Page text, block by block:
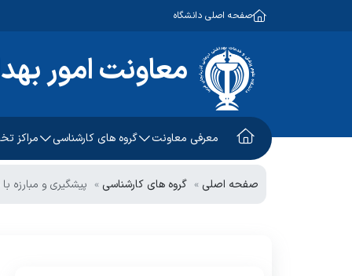
صفحه اصلی دانشگاه
معاونت امور
معرفی معاونت
معاون امور بهداشتی
گروه های کارشناسی
آموزش و ارتقاء سلامت
مراکز
طب کار
صفحه اصلی گروه های کارشناسی پیشگیری و مبارزه با